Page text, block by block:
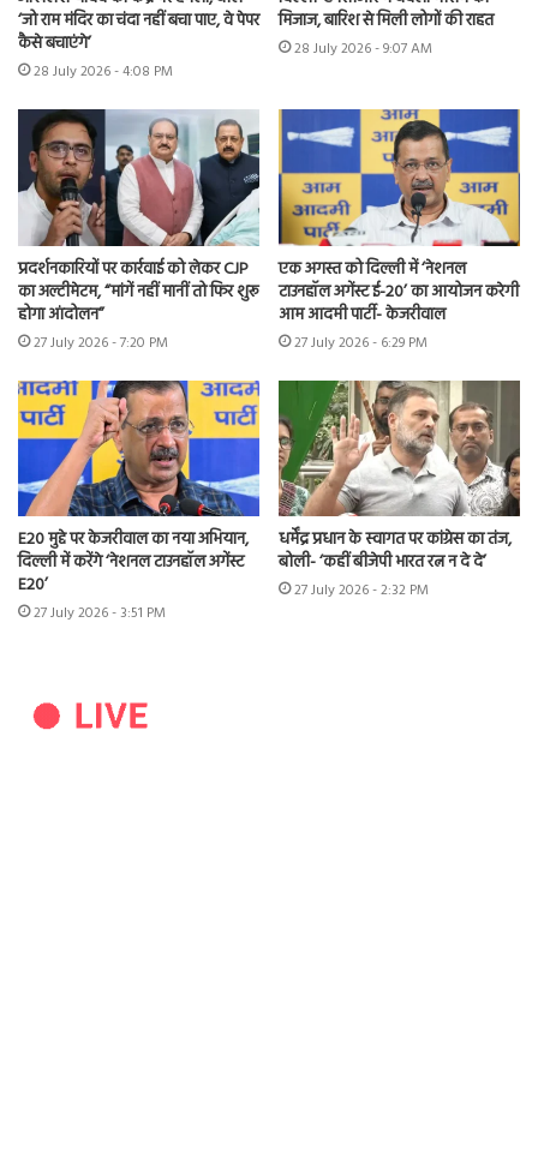
‘जो राम मंदिर का चंदा नहीं बचा पाए, वे पेपर
कैसे बचाएंगे’
28 July 2026 - 4:08 PM
मिजाज, बारिश से मिली लोगों की राहत
28 July 2026 - 9:07 AM
प्रदर्शनकारियों पर कार्रवाई को लेकर CJP
का अल्टीमेटम, “मांगें नहीं मानीं तो फिर शुरू
होगा आंदोलन”
27 July 2026 - 7:20 PM
एक अगस्त को दिल्ली में ‘नेशनल
टाउनहॉल अगेंस्ट ई-20’ का आयोजन करेगी
आम आदमी पार्टी- केजरीवाल
27 July 2026 - 6:29 PM
E20 मुद्दे पर केजरीवाल का नया अभियान,
दिल्ली में करेंगे ‘नेशनल टाउनहॉल अगेंस्ट
E20’
27 July 2026 - 3:51 PM
धर्मेंद्र प्रधान के स्वागत पर कांग्रेस का तंज,
बोली- ‘कहीं बीजेपी भारत रत्न न दे दे’
27 July 2026 - 2:32 PM